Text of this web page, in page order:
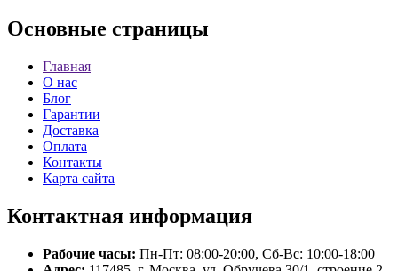
Основные страницы
Главная
О нас
Блог
Гарантии
Доставка
Оплата
Контакты
Карта сайта
Контактная информация
Рабочие часы: Пн-Пт: 08:00-20:00, Сб-Вс: 10:00-18:00